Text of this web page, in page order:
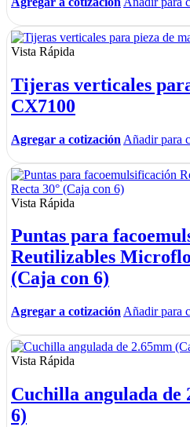
Vista Rápida
Tijeras verticales
CX7100
Agregar a cotización Añadir para
Vista Rápida
Puntas para
Reutilizables
(Caja con 6)
Agregar a cotización Añadir para
Vista Rápida
Cuchilla angulada de
6)